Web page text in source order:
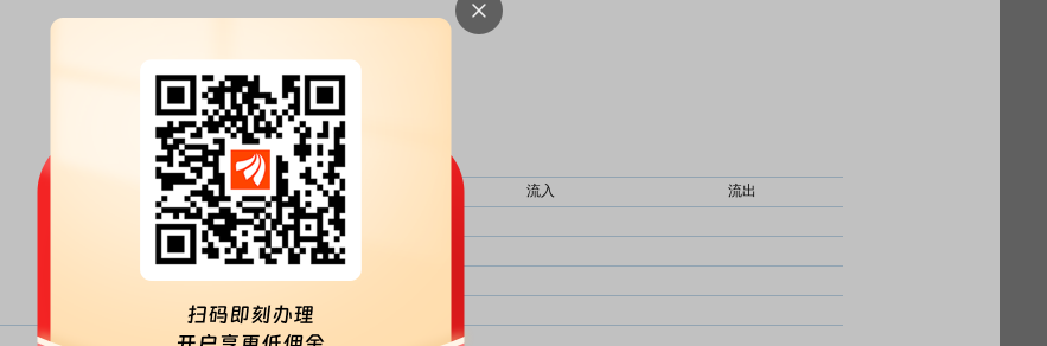
主力净比：
超大单净比：
大单净比：
中单净比：
流入
流出